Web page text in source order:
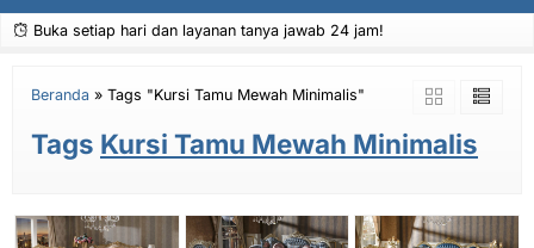
Buka setiap hari dan layanan tanya jawab 24 jam!
Beranda » Tags "Kursi Tamu Mewah Minimalis"
Tags Kursi Tamu Mewah Minimalis